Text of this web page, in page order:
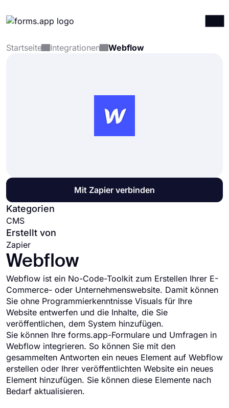
Produkte
Startseite Integrationen Webflow
Mit Zapier verbinden
Kategorien
CMS
Erstellt von
Zapier
Webflow
Webflow ist ein No-Code-Toolkit zum Erstellen Ihrer E-
Commerce- oder Unternehmenswebsite. Damit können
Sie ohne Programmierkenntnisse Visuals für Ihre
Website entwerfen und die Inhalte, die Sie
veröffentlichen, dem System hinzufügen.
Sie können Ihre forms.app-Formulare und Umfragen in
Webflow integrieren. So können Sie mit den
gesammelten Antworten ein neues Element auf Webflow
erstellen oder Ihrer veröffentlichten Website ein neues
Element hinzufügen. Sie können diese Elemente nach
Bedarf aktualisieren.